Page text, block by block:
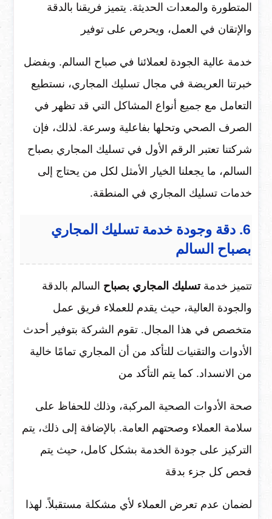
المتطورة والمعدات الحديثة. يتميز فريقنا بالدقة
والإتقان في العمل، ويحرص على توفير
خدمة عالية الجودة لعملائنا في صباح السالم. وبفضل
خبرتنا العريضة في مجال تسليك المجاري، نستطيع
التعامل مع جميع أنواع المشاكل التي قد تظهر في
الصرف الصحي وتحلها بفاعلية وسرعة. لذلك، فإن
شركتنا تعتبر الرقم الأول في تسليك المجاري بصباح
السالم، ما يجعلنا الخيار الأمثل لكل من يحتاج إلى
خدمات تسليك المجاري في المنطقة.
6. دقة وجودة خدمة تسليك المجاري
بصباح السالم
تتميز خدمةتسليك المجاري بصباح السالم بالدقة
والجودة العالية، حيث يقدم للعملاء فريق عمل
متخصص في هذا المجال. تقوم الشركة بتوفير أحدث
الأدوات والتقنيات للتأكد من أن المجاري تمامًا خالية
من الانسداد. كما يتم التأكد من
صحة الأدوات الصحية المركبة، وذلك للحفاظ على
سلامة العملاء وصحتهم العامة. بالإضافة إلى ذلك، يتم
التركيز على جودة الخدمة بشكل كامل، حيث يتم
فحص كل جزء بدقة
لضمان عدم تعرض العملاء لأي مشكلة مستقبلاً. لهذا